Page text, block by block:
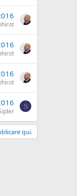
S
qui.